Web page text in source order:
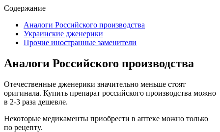
Содержание
Аналоги Российского производства
Украинские дженерики
Прочие иностранные заменители
Аналоги Российского производства
Отечественные дженерики значительно меньше стоят
оригинала. Купить препарат российского производства можно
в 2-3 раза дешевле.
Некоторые медикаменты приобрести в аптеке можно только
по рецепту.